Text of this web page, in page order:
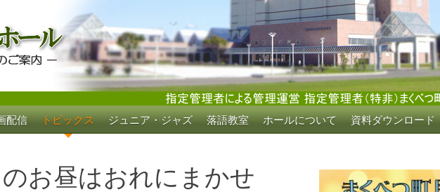
ール
配信 トピックス ジュニア・ジャズ 落語教室 ホールについて 資料ダウンロード
お昼はおれにまかせ